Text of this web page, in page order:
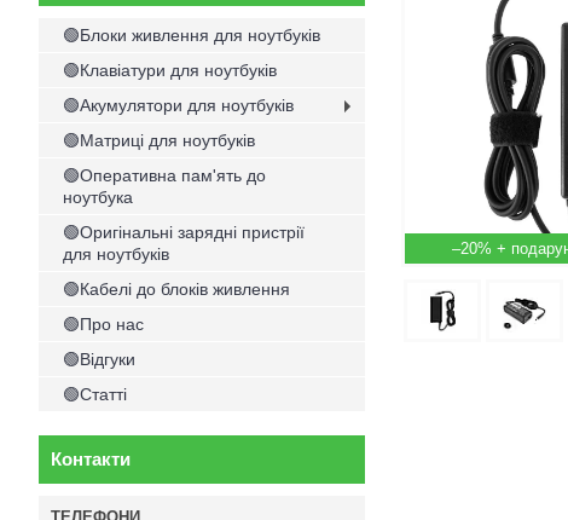
–20%
🟢Блоки живлення для ноутбуків
🟢Клавіатури для ноутбуків
🟢Акумулятори для ноутбуків
🟢Матриці для ноутбуків
🟢Оперативна пам'ять до
ноутбука
🟢Оригінальні зарядні пристрії
для ноутбуків
🟢Кабелі до блоків живлення
🟢Про нас
🟢Відгуки
🟢Статті
Контакти